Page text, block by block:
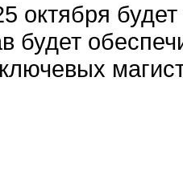
октября
будет